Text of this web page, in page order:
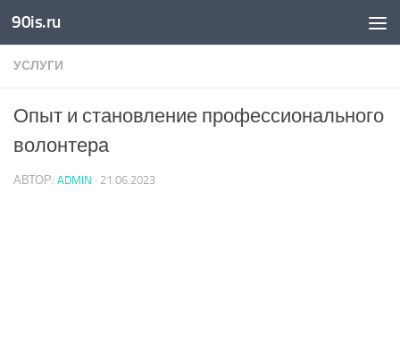
Skip to content
90is.ru
УСЛУГИ
Опыт и становление профессионального
волонтера
АВТОР: ADMIN · 21.06.2023